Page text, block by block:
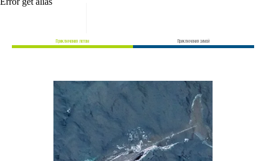
Приключения летом Приключения зимой